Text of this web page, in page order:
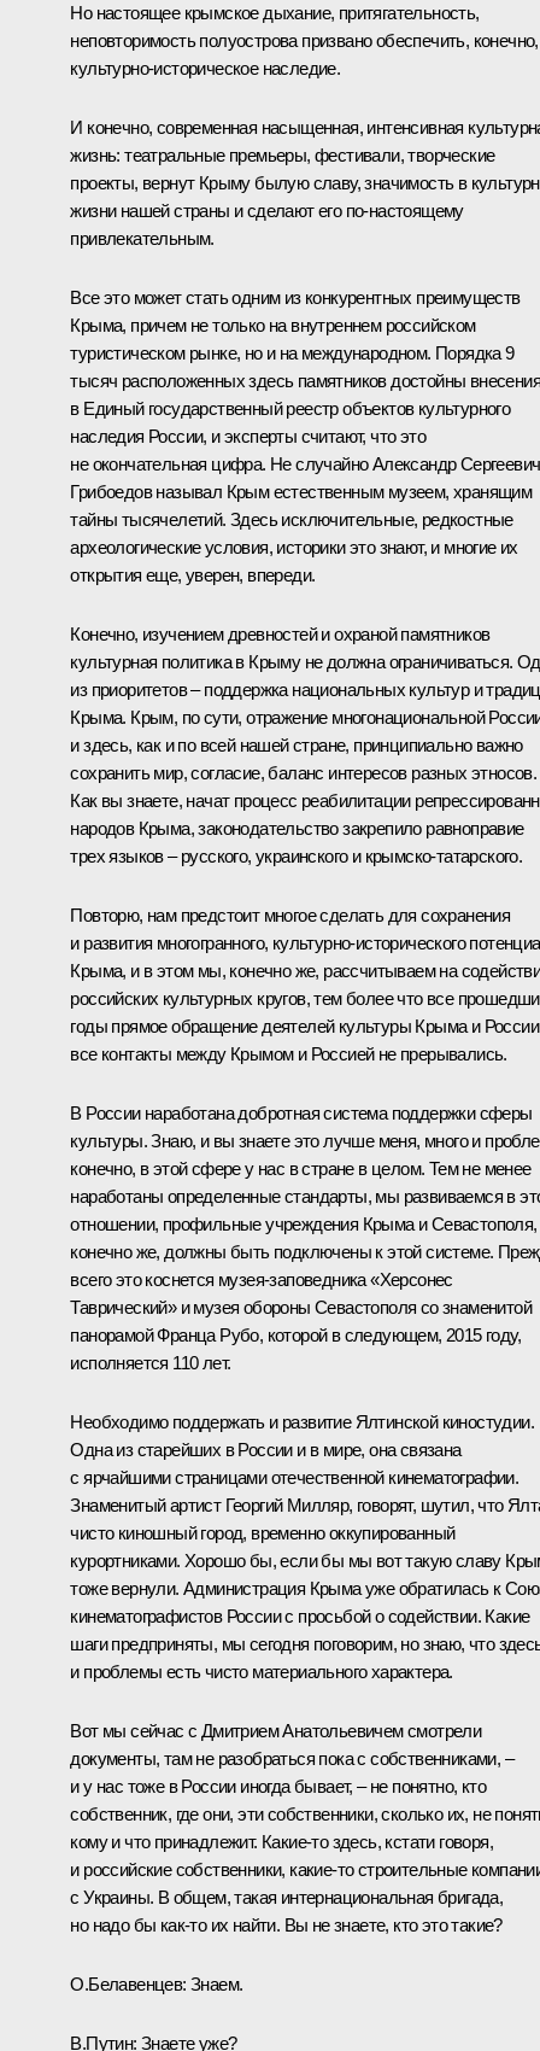
Но настоящее крымское дыхание, притягательность,
неповторимость полуострова призвано обеспечить, конечно,
культурно-историческое наследие.
И конечно, современная насыщенная, интенсивная
жизнь: театральные премьеры, фестивали, творческие
проекты, вернут Крыму былую славу, значимость в
жизни нашей страны и сделают его по‑настоящему
привлекательным.
Все это может стать одним из конкурентных преимуществ
Крыма, причем не только на внутреннем российском
туристическом рынке, но и на международном. Порядка 9
тысяч расположенных здесь памятников достойны внесения
в Единый государственный реестр объектов культурного
наследия России, и эксперты считают, что это
не окончательная цифра. Не случайно Александр Сергеевич
Грибоедов называл Крым естественным музеем, хранящим
тайны тысячелетий. Здесь исключительные, редкостные
археологические условия, историки это знают, и многие их
открытия еще, уверен, впереди.
Конечно, изучением древностей и охраной памятников
культурная политика в Крыму не должна ограничиваться.
из приоритетов – поддержка национальных культур и
Крыма. Крым, по сути, отражение многонациональной
и здесь, как и по всей нашей стране, принципиально важно
сохранить мир, согласие, баланс интересов разных этносов.
Как вы знаете, начат процесс реабилитации
народов Крыма, законодательство закрепило равноправие
трех языков – русского, украинского и крымско-татарского.
Повторю, нам предстоит многое сделать для сохранения
и развития многогранного, культурно-исторического
Крыма, и в этом мы, конечно же, рассчитываем на
российских культурных кругов, тем более что все
годы прямое обращение деятелей культуры Крыма и
все контакты между Крымом и Россией не прерывались.
В России наработана добротная система поддержки сферы
культуры. Знаю, и вы знаете это лучше меня, много и
конечно, в этой сфере у нас в стране в целом. Тем не менее
наработаны определенные стандарты, мы развиваемся в
отношении, профильные учреждения Крыма и Севастополя,
конечно же, должны быть подключены к этой системе.
всего это коснется музея-заповедника «Херсонес
Таврический» и музея обороны Севастополя со знаменитой
панорамой Франца Рубо, которой в следующем, 2015 году,
исполняется 110 лет.
Необходимо поддержать и развитие Ялтинской киностудии.
Одна из старейших в России и в мире, она связана
с ярчайшими страницами отечественной кинематографии.
Знаменитый артист Георгий Милляр, говорят, шутил, что
чисто киношный город, временно оккупированный
курортниками. Хорошо бы, если бы мы вот такую славу
тоже вернули. Администрация Крыма уже обратилась к
кинематографистов России с просьбой о содействии. Какие
шаги предприняты, мы сегодня поговорим, но знаю, что
и проблемы есть чисто материального характера.
Вот мы сейчас с Дмитрием Анатольевичем смотрели
документы, там не разобраться пока с собственниками, –
и у нас тоже в России иногда бывает, – не понятно, кто
собственник, где они, эти собственники, сколько их, не
кому и что принадлежит. Какие‑то здесь, кстати говоря,
и российские собственники, какие‑то строительные
с Украины. В общем, такая интернациональная бригада,
но надо бы как‑то их найти. Вы не знаете, кто это такие?
О.Белавенцев: Знаем.
В.Путин: Знаете уже?